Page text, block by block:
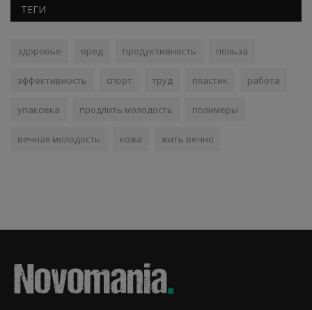
ТЕГИ
здоровье вред продуктивность польза
эффективность спорт труд пластик работа
упаковка продлить молодость полимеры
вечная молодость кожа жить вечно